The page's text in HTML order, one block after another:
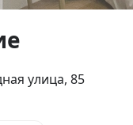
улица, 85